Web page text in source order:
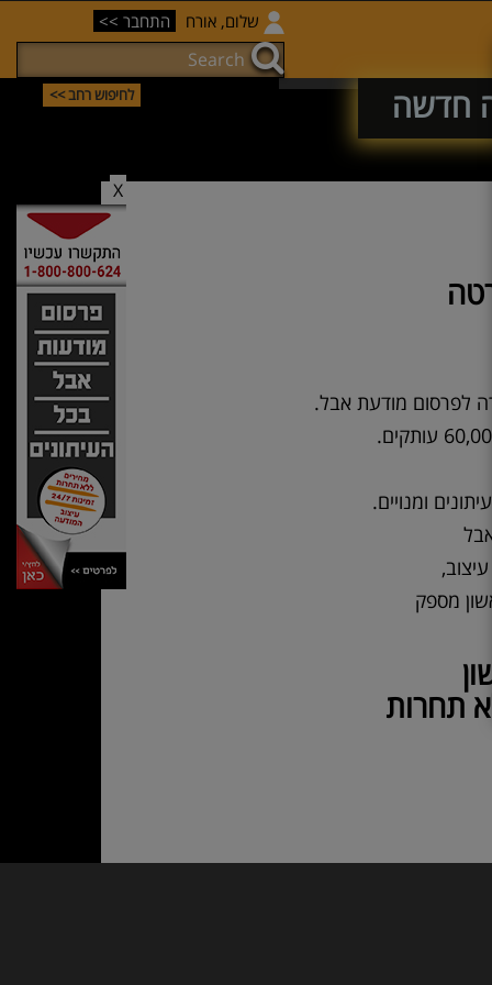
X
חדשה
שלום, אורח התחבר >>
לחיפוש רחב >>
לפרסום מודעת אבל.
ומנויים.
מספק
תחרות